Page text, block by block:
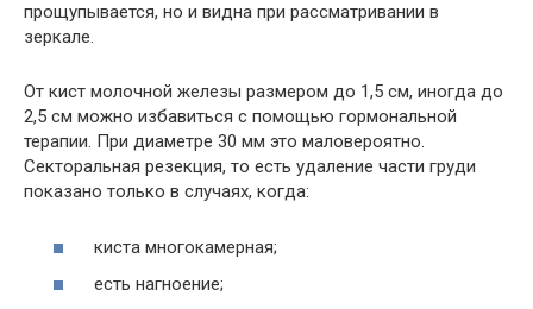
прощупывается, но и видна при рассматривании в
зеркале.
От кист молочной железы размером до 1,5 см, иногда до
2,5 см можно избавиться с помощью гормональной
терапии. При диаметре 30 мм это маловероятно.
Секторальная резекция, то есть удаление части груди
показано только в случаях, когда:
киста многокамерная;
есть нагноение;